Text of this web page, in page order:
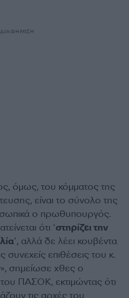
ΔΙΑΦΗΜΙΣΗ
όμως, του κόμματος της
είναι το σύνολο της
ο πρωθυπουργός.
ότι ‘στηρίζει την
’, αλλά δε λέει κουβέντα
συνεχείς επιθέσεις του κ.
σημείωσε χθες ο
ΠΑΣΟΚ, εκτιμώντας ότι
τις αρχές του